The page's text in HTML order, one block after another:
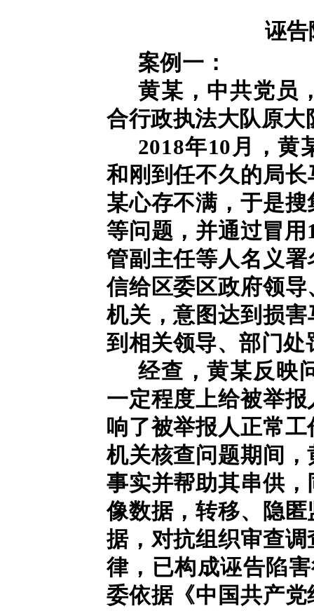
诬告
案例一：
黄某，中共党员
合行政执法大队原大
2018年10月，黄
和刚到任不久的局
某心存不满，于是
等问题，并通过冒
管副主任等人名义
信给区委区政府领
机关，意图达到损
到相关领导、部门处
经查，黄某反映
一定程度上给被举
响了被举报人正常
机关核查问题期间
事实并帮助其串供
像数据，转移、隐
据，对抗组织审查
律，已构成诬告陷
委依据《中国共产